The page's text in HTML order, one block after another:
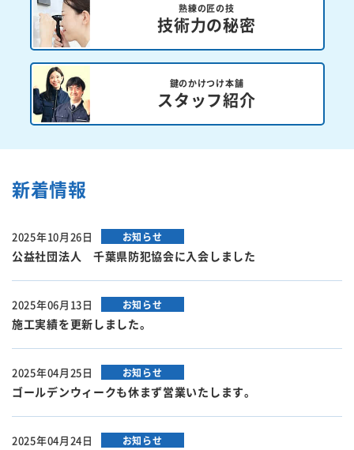
熟練の匠の技
技術力の秘密
鍵のかけつけ本舗
スタッフ紹介
新着情報
2025年10月26日 お知らせ
公益社団法人 千葉県防犯協会に入会しました
2025年06月13日 お知らせ
施工実績を更新しました。
2025年04月25日 お知らせ
ゴールデンウィークも休まず営業いたします。
2025年04月24日 お知らせ